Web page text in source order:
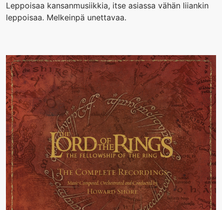
Leppoisaa kansanmusiikkia, itse asiassa vähän liiankin
leppoisaa. Melkeinpä unettavaa.